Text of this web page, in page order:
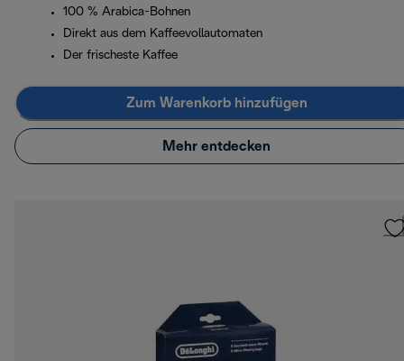
100 % Arabica-Bohnen
Direkt aus dem Kaffeevollautomaten
Der frischeste Kaffee
Zum Warenkorb hinzufügen
Mehr entdecken